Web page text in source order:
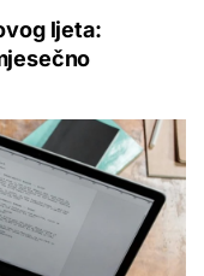
ljeta: